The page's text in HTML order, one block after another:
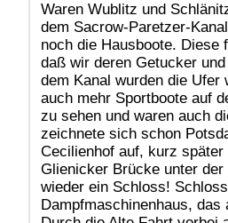
Waren Wublitz und
dem Sacrow-Paretzer-
noch die Hausboote. Diese
daß wir deren Getucker
dem Kanal wurden die Ufer
auch mehr Sportboote auf
zu sehen und waren auch
zeichnete sich schon
Cecilienhof auf, kurz
Glienicker Brücke unter
wieder ein Schloss!
Dampfmaschinenhaus,